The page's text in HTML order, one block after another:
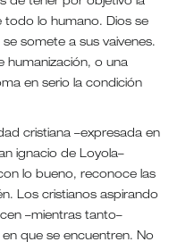
todo lo humano. Dios se
somete a sus vaivenes.
humanización, o una
en serio la condición
cristiana –expresada en
ignacio de Loyola–
lo bueno, reconoce las
Los cristianos aspirando
–mientras tanto–
que se encuentren. No